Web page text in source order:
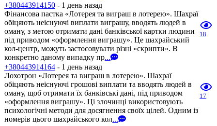
+380443914150 - 1 день назад
Фінансова пастка «Лотерея та виграш в лотерею». Шахраї
обіцяють неіснуючі виплати виграшу, вводять людей в
оману, з метою отримати дані банківської картки людини
під приводом «оформлення виграшу». Це шахрайський
кол-центр, можуть застосовувати різні «скрипти». В
конкретно даному випадку пр...
18
+380443914164 - 1 день назад
Лохотрон «Лотерея та виграш в лотерею». Шахраї
обіцяють неіснуючі грошові виплати та вводять людей в
оману, щоб отримати їх банківські дані, під приводом
«оформлення виграшу». Ці злочинці використовують
психологічні методи для досягнення своїх цілей. Одним із
номерів цього шахрайського кол...
17